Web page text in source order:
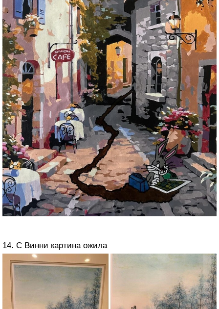
14. С Винни картина ожила